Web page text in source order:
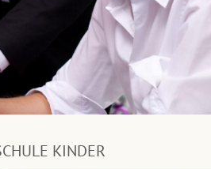
KINDER